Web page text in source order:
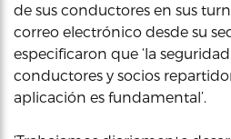
de sus conductores en sus
correo electrónico desde su
especificaron que ‘la
conductores y socios
aplicación es fundamental’.